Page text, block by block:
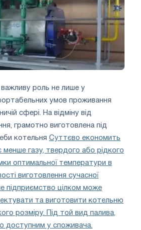
важливу роль не лише у
умов проживання
сфері. На відміну від
грамотно виготовлена ​​під
котельня Суттєво економить
газу, твердого або рідкого
оптимальної температури в
виготовлення сучасної
підприємство цілком може
та виготовити котельню
розміру. Під той вид палива,
доступним у споживача.